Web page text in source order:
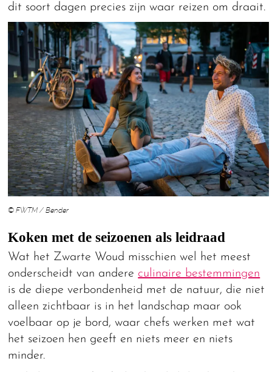
dit soort dagen precies zijn waar reizen om draait.
© FWTM / Bender
Koken met de seizoenen als leidraad
Wat het Zwarte Woud misschien wel het meest
onderscheidt van andere culinaire bestemmingen
is de diepe verbondenheid met de natuur, die niet
alleen zichtbaar is in het landschap maar ook
voelbaar op je bord, waar chefs werken met wat
het seizoen hen geeft en niets meer en niets
minder.